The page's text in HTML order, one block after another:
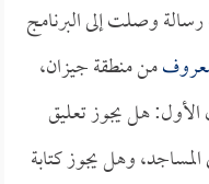
وصلت إلى البرنامج
من منطقة جيزان،
الأول: هل يجوز تعليق
وهل يجوز كتابة